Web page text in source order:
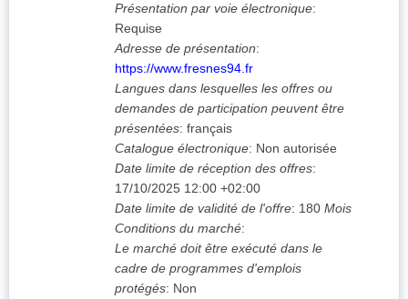
Présentation par voie électronique:
Requise
Adresse de présentation:
https://www.fresnes94.fr
Langues dans lesquelles les offres ou
demandes de participation peuvent être
présentées: français
Catalogue électronique: Non autorisée
Date limite de réception des offres:
17/10/2025 12:00 +02:00
Date limite de validité de l'offre: 180 Mois
Conditions du marché:
Le marché doit être exécuté dans le
cadre de programmes d'emplois
protégés: Non